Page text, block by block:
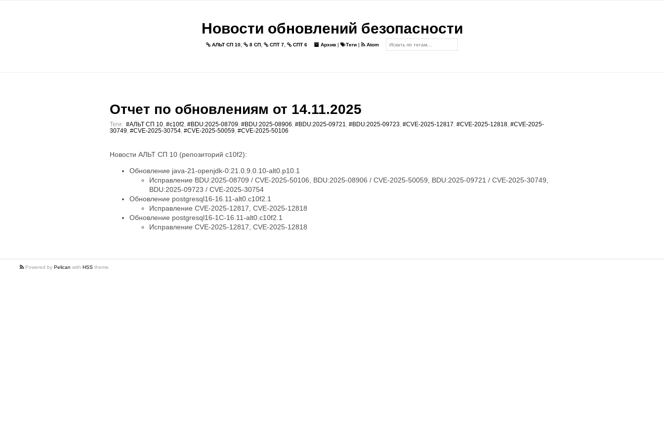
Новости обновлений безопасности
АЛЬТ СП 10 8 СП СПТ 7 СПТ 6 Архив | Теги | Atom
Отчет по обновлениям от 14.11.2025
Теги: #АЛЬТ СП 10 #c10f2 #BDU:2025-08709 #BDU:2025-08906 #BDU:2025-09721 #BDU:2025-09723 #CVE-2025-12817 #CVE-2025-12818 #CVE-2025-
30749 #CVE-2025-30754 #CVE-2025-50059 #CVE-2025-50106
Новости АЛЬТ СП 10 (репозиторий c10f2):
Обновление java-21-openjdk-0:21.0.9.0.10-alt0.p10.1
Исправление BDU:2025-08709 / CVE-2025-50106, BDU:2025-08906 / CVE-2025-50059, BDU:2025-09721 / CVE-2025-30749,
BDU:2025-09723 / CVE-2025-30754
Обновление postgresql16-16.11-alt0.c10f2.1
Исправление CVE-2025-12817, CVE-2025-12818
Обновление postgresql16-1C-16.11-alt0.c10f2.1
Исправление CVE-2025-12817, CVE-2025-12818
Powered by Pelican with HSS theme.